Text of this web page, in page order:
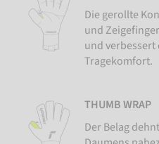
Die gerollte
und
und verbessert
Tragekomfort.
THUMB WRAP
Der Belag